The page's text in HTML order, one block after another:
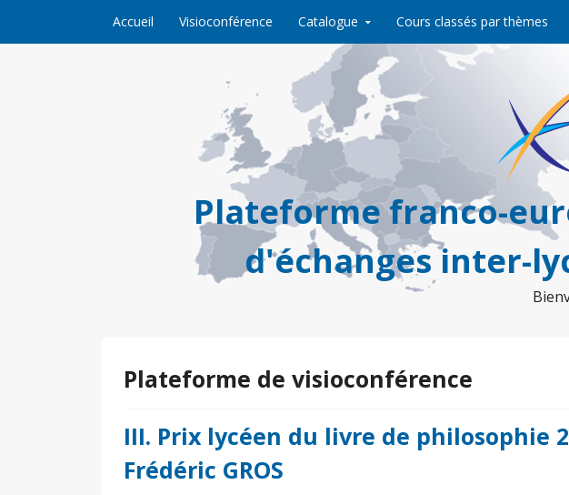
Accueil Visioconférence Catalogue Cours classés par thèmes
Plateforme franco-
d'échanges inter-
Plateforme de visioconférence
III. Prix lycéen du livre de philosophie
Frédéric GROS